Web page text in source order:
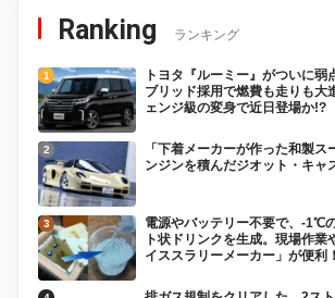
Ranking ランキング
トヨタ『ルーミー』がついに弱
ブリッド採用で燃費も走りも大
ェンジ級の変身で近日登場か!?
「下着メーカーが作った和製
ンジンを積んだジオット・キャ
電源やバッテリー不要で、-1℃
ト状ドリンクを生成。現場作業
イススラリーメーカー」が便利！